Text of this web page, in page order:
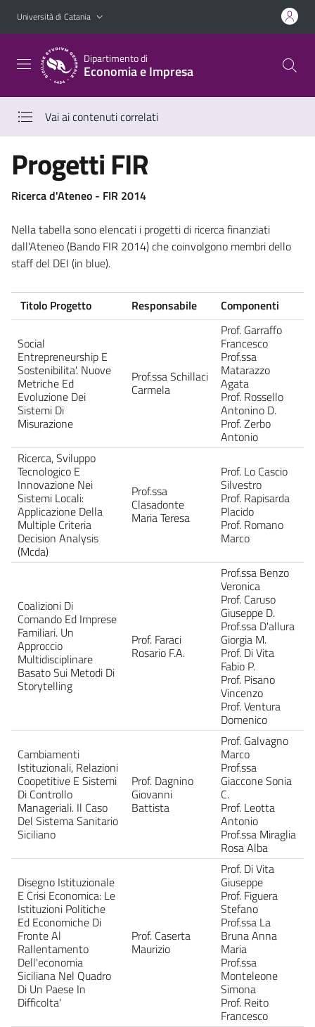
Vai al contenuto principale
Vai al menu di navigazione
Università di Catania
Dipartimento di
Economia e Impresa
Vai ai contenuti correlati
Progetti FIR
Ricerca d'Ateneo - FIR 2014
Nella tabella sono elencati i progetti di ricerca finanziati
dall'Ateneo (Bando FIR 2014) che coinvolgono membri dello
staff del DEI (in blue).
Titolo Progetto Responsabile Componenti
Social
Entrepreneurship E
Sostenibilita'. Nuove
Metriche Ed
Evoluzione Dei
Sistemi Di
Misurazione
Prof.ssa Schillaci
Carmela
Prof. Garraffo
Francesco
Prof.ssa
Matarazzo
Agata
Prof. Rossello
Antonino D.
Prof. Zerbo
Antonio
Ricerca, Sviluppo
Tecnologico E
Innovazione Nei
Sistemi Locali:
Applicazione Della
Multiple Criteria
Decision Analysis
(Mcda)
Prof.ssa
Clasadonte
Maria Teresa
Prof. Lo Cascio
Silvestro
Prof. Rapisarda
Placido
Prof. Romano
Marco
Coalizioni Di
Comando Ed Imprese
Familiari. Un
Approccio
Multidisciplinare
Basato Sui Metodi Di
Storytelling
Prof. Faraci
Rosario F.A.
Prof.ssa Benzo
Veronica
Prof. Caruso
Giuseppe D.
Prof.ssa D'allura
Giorgia M.
Prof. Di Vita
Fabio P.
Prof. Pisano
Vincenzo
Prof. Ventura
Domenico
Cambiamenti
Istituzionali, Relazioni
Coopetitive E Sistemi
Di Controllo
Manageriali. Il Caso
Del Sistema Sanitario
Siciliano
Prof. Dagnino
Giovanni
Battista
Prof. Galvagno
Marco
Prof.ssa
Giaccone Sonia
C.
Prof. Leotta
Antonio
Prof.ssa Miraglia
Rosa Alba
Disegno Istituzionale
E Crisi Economica: Le
Istituzioni Politiche
Ed Economiche Di
Fronte Al
Rallentamento
Dell'economia
Siciliana Nel Quadro
Di Un Paese In
Difficolta'
Prof. Caserta
Maurizio
Prof. Di Vita
Giuseppe
Prof. Figuera
Stefano
Prof.ssa La
Bruna Anna
Maria
Prof.ssa
Monteleone
Simona
Prof. Reito
Francesco